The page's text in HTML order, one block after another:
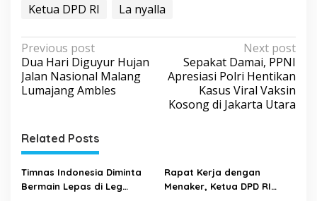
Ketua DPD RI La nyalla
P
o
s
n
a
v
i
Previous post
Dua Hari Diguyur Hujan
Jalan Nasional Malang
Lumajang Ambles
Next post
Sepakat Damai, PPNI
Apresiasi Polri Hentikan
Kasus Viral Vaksin
Kosong di Jakarta Utara
Related Posts
Timnas Indonesia Diminta
Bermain Lepas di Leg
Rapat Kerja dengan
Menaker, Ketua DPD RI